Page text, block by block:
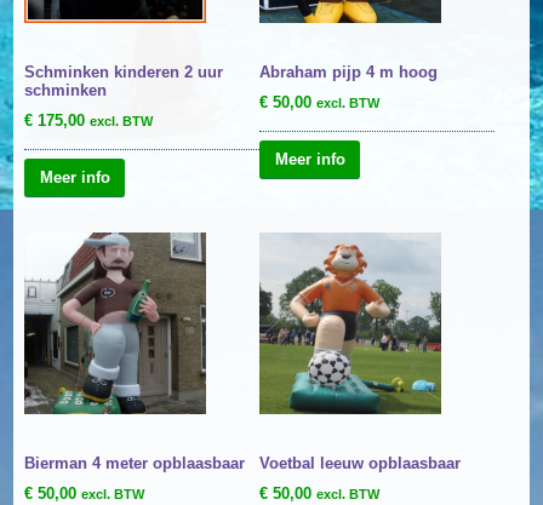
Schminken kinderen 2 uur
schminken
€175,00 excl. BTW
Meer info
Abraham pijp 4 m hoog
€50,00 excl. BTW
Meer info
Bierman 4 meter opblaasbaar
€50,00 excl. BTW
Voetbal leeuw opblaasbaar
€50,00 excl. BTW